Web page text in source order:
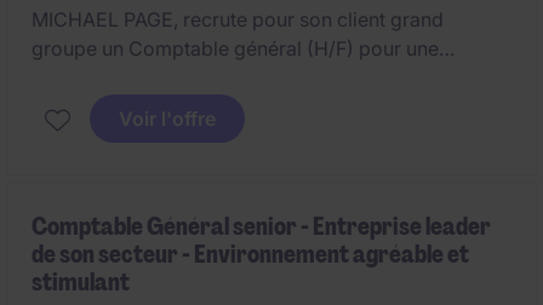
MICHAEL PAGE, recrute pour son client grand
groupe un Comptable général (H/F) pour une
Voir l'offre
Comptable Général senior - Entreprise leader
de son secteur - Environnement agréable et
stimulant